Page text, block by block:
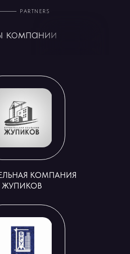
компании
PARTNERS
КОМПАНИЯ
ЖУПИКОВ